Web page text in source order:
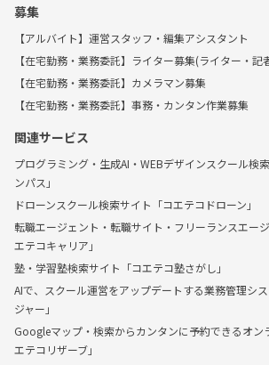
募集
【アルバイト】運営スタッフ・編集アシスタント
【在宅勤務・業務委託】ライター募集(ライター・記
【在宅勤務・業務委託】カメラマン募集
【在宅勤務・業務委託】事務・カンタン作業募集
関連サービス
プログラミング・生成AI・WEBデザインスクール検
ンパス」
ドローンスクール検索サイト「コエテコドローン」
転職エージェント・転職サイト・フリーランスエー
エテコキャリア」
塾・学習塾検索サイト「コエテコ塾さがし」
AIで、スクール運営をアップデートする業務管理シス
ジャー」
Googleマップ・検索からカンタンに予約できるオン
エテコリザーブ」